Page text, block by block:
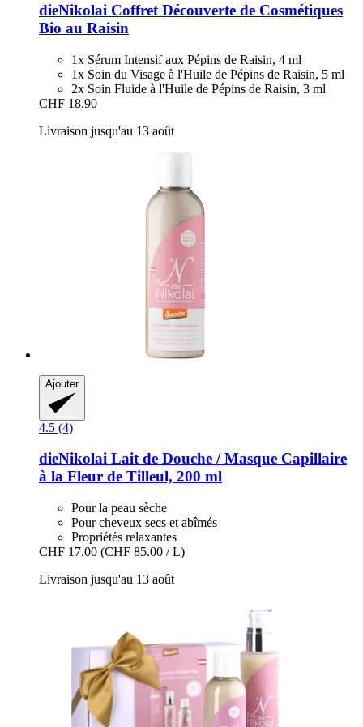
dieNikolai Coffret Découverte de Cosmétiques
Bio au Raisin
1x Sérum Intensif aux Pépins de Raisin, 4 ml
1x Soin du Visage à l'Huile de Pépins de Raisin, 5 ml
2x Soin Fluide à l'Huile de Pépins de Raisin, 3 ml
CHF 18.90
Livraison jusqu'au 13 août
Ajouter
4.5 (4)
dieNikolai Lait de Douche / Masque Capillaire
à la Fleur de Tilleul, 200 ml
Pour la peau sèche
Pour cheveux secs et abîmés
Propriétés relaxantes
CHF 17.00 (CHF 85.00 / L)
Livraison jusqu'au 13 août